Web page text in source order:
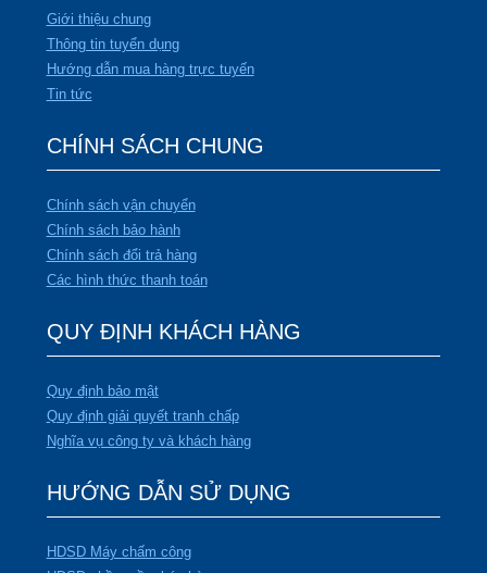
Giới thiệu chung
Thông tin tuyển dụng
Hướng dẫn mua hàng trực tuyến
Tin tức
CHÍNH SÁCH CHUNG
Chính sách vận chuyển
Chính sách bảo hành
Chính sách đổi trả hàng
Các hình thức thanh toán
QUY ĐỊNH KHÁCH HÀNG
Quy định bảo mật
Quy định giải quyết tranh chấp
Nghĩa vụ công ty và khách hàng
HƯỚNG DẪN SỬ DỤNG
HDSD Máy chấm công